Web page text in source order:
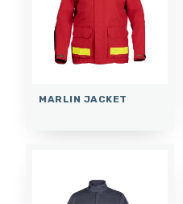
MARLIN JACKET